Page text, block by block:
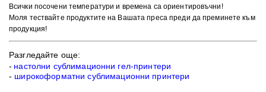
Всички посочени температури и времена са ориентировъчни!
Моля тествайте продуктите на Вашата преса преди да преминете към
продукция!
Разгледайте още:
- настолни сублимационни гел-принтери
- широкоформатни сублимационни принтери